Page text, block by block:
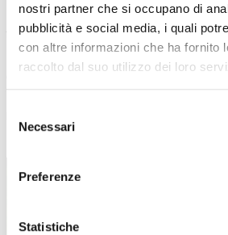
nostri partner che si occupano di
pubblicità e social media, i quali
con altre informazioni che ha fornito
raccolto dal suo utilizzo dei loro
delNecessari
Preferenze
Statistiche
Torniamo all’autunno. Perché è un buon momento
freddo?
È un po’ fresco, masi sta ancora bene,
è perfetta . Poi c’è questo colore
. Da settembre a fine ottobre, ma
è un periodo fantastico per venire qui.